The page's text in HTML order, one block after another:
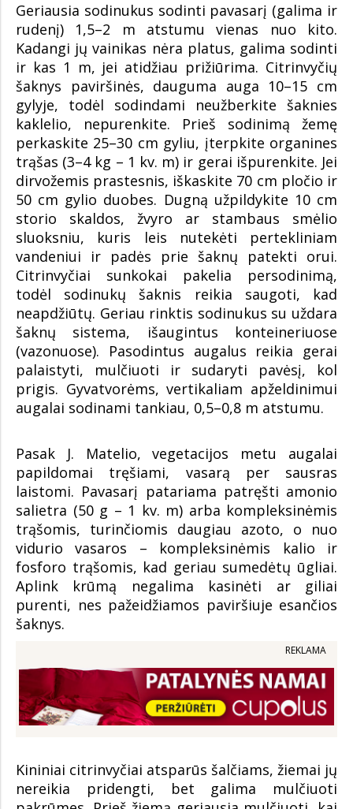
Geriausia sodinukus sodinti pavasarį (galima ir
rudenį) 1,5–2 m atstumu vienas nuo kito.
Kadangi jų vainikas nėra platus, galima sodinti
ir kas 1 m, jei atidžiau prižiūrima. Citrinvyčių
šaknys paviršinės, dauguma auga 10–15 cm
gylyje, todėl sodindami neužberkite šaknies
kaklelio, nepurenkite. Prieš sodinimą žemę
perkaskite 25–30 cm gyliu, įterpkite organines
trąšas (3–4 kg – 1 kv. m) ir gerai išpurenkite. Jei
dirvožemis prastesnis, iškaskite 70 cm pločio ir
50 cm gylio duobes. Dugną užpildykite 10 cm
storio skaldos, žvyro ar stambaus smėlio
sluoksniu, kuris leis nutekėti pertekliniam
vandeniui ir padės prie šaknų patekti orui.
Citrinvyčiai sunkokai pakelia persodinimą,
todėl sodinukų šaknis reikia saugoti, kad
neapdžiūtų. Geriau rinktis sodinukus su uždara
šaknų sistema, išaugintus konteineriuose
(vazonuose). Pasodintus augalus reikia gerai
palaistyti, mulčiuoti ir sudaryti pavėsį, kol
prigis. Gyvatvorėms, vertikaliam apželdinimui
augalai sodinami tankiau, 0,5–0,8 m atstumu.
Pasak J. Matelio, vegetacijos metu augalai
papildomai tręšiami, vasarą per sausras
laistomi. Pavasarį patariama patręšti amonio
salietra (50 g – 1 kv. m) arba kompleksinėmis
trąšomis, turinčiomis daugiau azoto, o nuo
vidurio vasaros – kompleksinėmis kalio ir
fosforo trąšomis, kad geriau sumedėtų ūgliai.
Aplink krūmą negalima kasinėti ar giliai
purenti, nes pažeidžiamos paviršiuje esančios
šaknys.
REKLAMA
Kininiai citrinvyčiai atsparūs šalčiams, žiemai jų
nereikia pridengti, bet galima mulčiuoti